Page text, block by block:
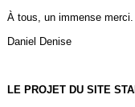
À tous, un immense merci.
Daniel Denise
LE PROJET DU SITE S